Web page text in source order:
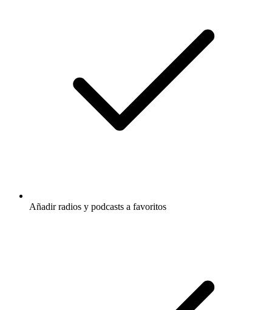
Añadir radios y podcasts a favoritos